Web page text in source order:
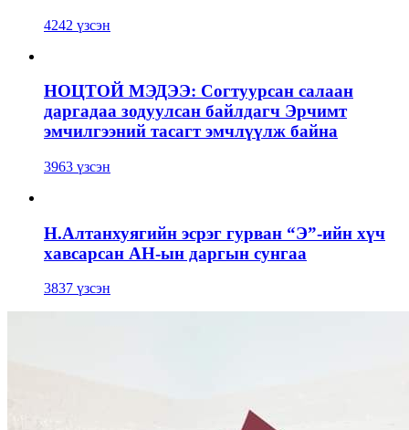
4242 үзсэн
НОЦТОЙ МЭДЭЭ: Согтуурсан салаан
даргадаа зодуулсан байлдагч Эрчимт
эмчилгээний тасагт эмчлүүлж байна
3963 үзсэн
Н.Алтанхуягийн эсрэг гурван “Э”-ийн хүч
хавсарсан АН-ын даргын сунгаа
3837 үзсэн